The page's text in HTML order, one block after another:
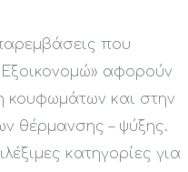
που
αφορούν
κουφωμάτων και στην
θέρμανσης – ψύξης.
κατηγορίες για